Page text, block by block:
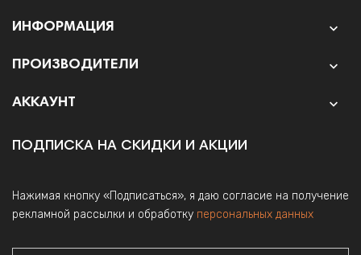
ИНФОРМАЦИЯ 
ПРОИЗВОДИТЕЛИ 
АККАУНТ 
ПОДПИСКА НА СКИДКИ И АКЦИИ
Нажимая кнопку «Подписаться», я даю согласие на получение
рекламной рассылки и обработку персональных данных